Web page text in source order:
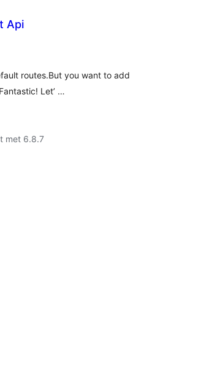
Api
routes.But you want to add
Let’ …
met 6.8.7